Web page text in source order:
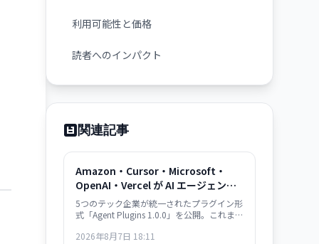
利用可能性と価格
読者へのインパクト
関連記事
Amazon・Cursor・Microsoft・
OpenAI・Vercel が AI エージェン
ト・プラグイン標準を共同開発——
plugin.json で相互運用性確保
5つのテック企業が統一されたプラグイン形
式「Agent Plugins 1.0.0」を公開。これまで
エージェント拡張機能が、単一のパッケー
2026年8月7日 18:11